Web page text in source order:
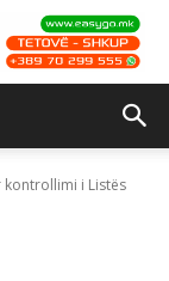
kontrollimi i Listës